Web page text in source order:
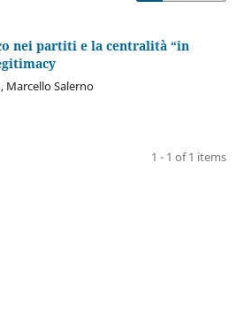
nei partiti e la centralità “in
Marcello Salerno
1 - 1 of 1 items